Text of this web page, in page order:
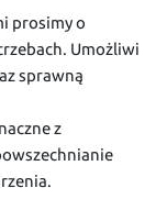
prosimy o
Umożliwi
sprawną
z